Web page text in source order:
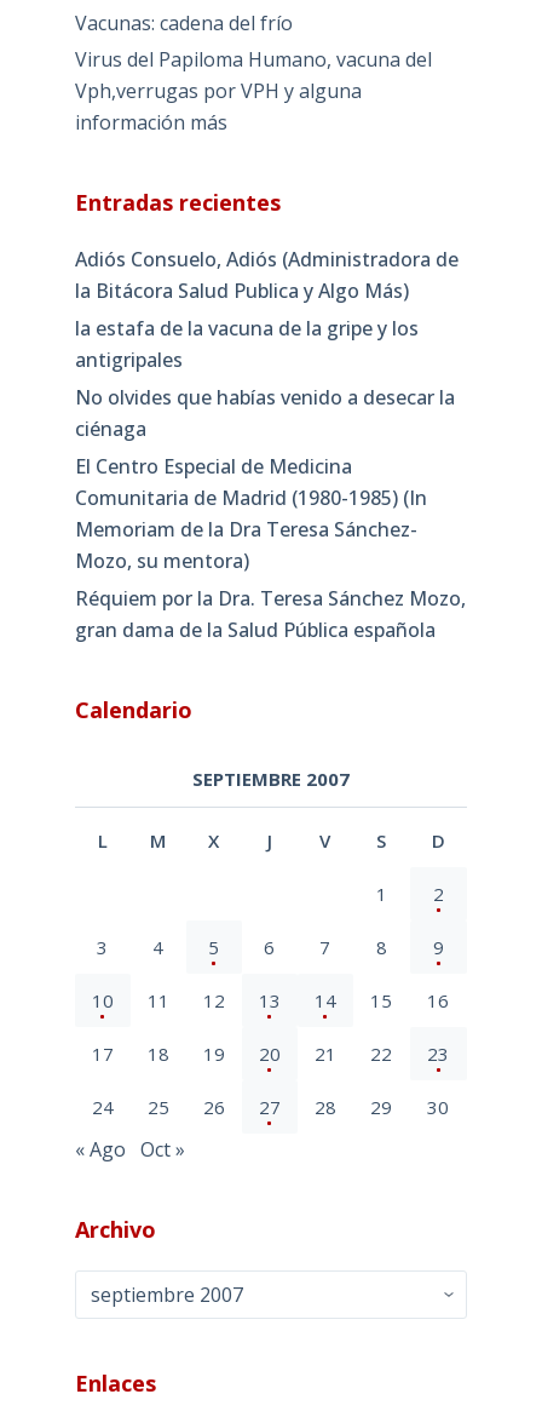
Vacunas: cadena del frío
Virus del Papiloma Humano, vacuna del
Vph,verrugas por VPH y alguna
información más
Entradas recientes
Adiós Consuelo, Adiós (Administradora de
la Bitácora Salud Publica y Algo Más)
la estafa de la vacuna de la gripe y los
antigripales
No olvides que habías venido a desecar la
ciénaga
El Centro Especial de Medicina
Comunitaria de Madrid (1980-1985) (In
Memoriam de la Dra Teresa Sánchez-
Mozo, su mentora)
Réquiem por la Dra. Teresa Sánchez Mozo,
gran dama de la Salud Pública española
Calendario
SEPTIEMBRE 2007
L M X J V S D
1 2
3 4 5 6 7 8 9
10 11 12 13 14 15 16
17 18 19 20 21 22 23
24 25 26 27 28 29 30
« Ago Oct »
Archivo
Archivo
Enlaces